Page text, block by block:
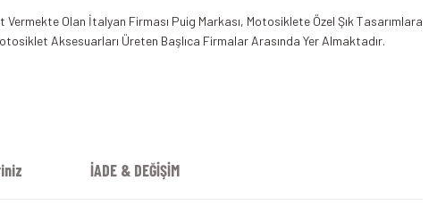
Vermekte Olan İtalyan Firması Puig Markası, Motosiklete Özel Şık Tasarımlara
Aksesuarları Üreten Başlıca Firmalar Arasında Yer Almaktadır.
İADE & DEĞİŞİM